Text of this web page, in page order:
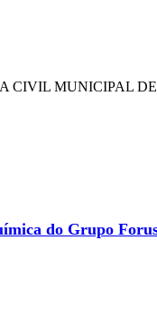
CIVIL MUNICIPAL
do Grupo